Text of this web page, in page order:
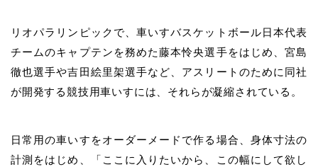
リオパラリンピックで、車いすバスケットボール日本代表
チームのキャプテンを務めた藤本怜央選手をはじめ、宮島
徹也選手や吉田絵里架選手など、アスリートのために同社
が開発する競技用車いすには、それらが凝縮されている。
日常用の車いすをオーダーメードで作る場合、身体寸法の
計測をはじめ、「ここに入りたいから、この幅にして欲し